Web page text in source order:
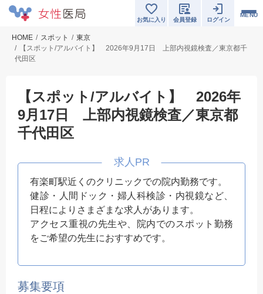
MENU
お気に入り 会員登録 ログイン
HOME スポット
東京
【スポット/アルバイト】 2026年9月17日 上部内視鏡検査／東京都千
代田区
【スポット/アルバイト】 2026年
9月17日 上部内視鏡検査／東京都
千代田区
有楽町駅近くのクリニックでの院内勤務です。
健診・人間ドック・婦人科検診・内視鏡など、
日程によりさまざまな求人があります。
アクセス重視の先生や、院内でのスポット勤務
をご希望の先生におすすめです。
募集要項